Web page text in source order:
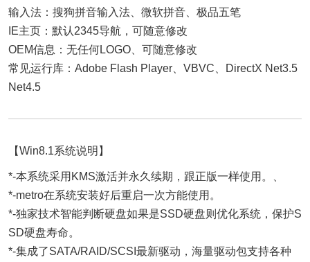
输入法：搜狗拼音输入法、微软拼音、极品五笔
IE主页：默认2345导航，可随意修改
OEM信息：无任何LOGO、可随意修改
常见运行库：Adobe Flash Player、VBVC、DirectX Net3.5
Net4.5
【Win8.1系统说明】
*-本系统采用KMS激活并永久续期，跟正版一样使用。、
*-metro在系统安装好后重启一次方能使用。
*-独家技术智能判断硬盘如果是SSD硬盘则优化系统，保护S
SD硬盘寿命。
*-集成了SATA/RAID/SCSI最新驱动，海量驱动包支持各种